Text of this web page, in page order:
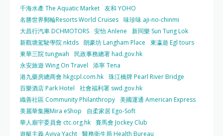
千海水產 The Aquatic Market 友和 YOHO
名勝世界郵輪Resorts World Cruises 味珍味 aji-no-chinmi
大昌行汽車 DCHMOTORS 安怡 Anlene
新同樂 Sun Tung Lok
新觀塘駕駛學院 nktds 朗豪坊 Langham Place
東瀛遊 Egl tours
東華三院 tungwah
民政事務總署 had.gov.hk
永安旅遊 Wing On Travel
添寧 Tena
港九藥房總商會 hkgcpl.com.hk 珠江橋牌 Pearl River Bridge
百樂酒店 Park Hotel
社會福利署 swd.gov.hk
織善社區 Community Philanthropy 美國運通 American Express
美麗華集團Mira eShop
自柔家居 Ego-Soft
華人廟宇委員會 ctc.org.hk 賽馬會 Jockey Club
遊艇主義 Aviva Yacht 醫務衛生局 Health Bureau